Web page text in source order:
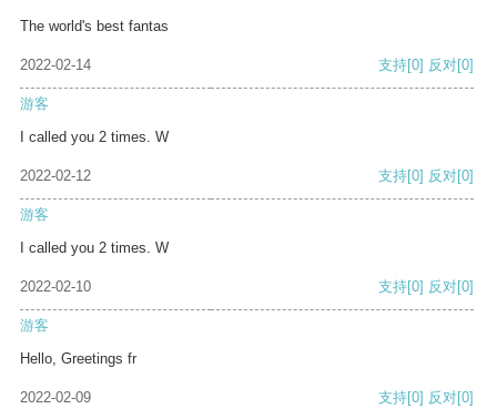
The world's best fantas
2022-02-14 支持[0] 反对[0]
游客
I called you 2 times. W
2022-02-12 支持[0] 反对[0]
游客
I called you 2 times. W
2022-02-10 支持[0] 反对[0]
游客
Hello, Greetings fr
2022-02-09 支持[0] 反对[0]